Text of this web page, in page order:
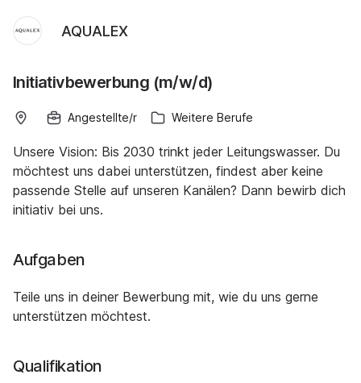
AQUALEX
Initiativbewerbung (m/w/d)
Angestellte/r Weitere Berufe
Unsere Vision: Bis 2030 trinkt jeder Leitungswasser. Du
möchtest uns dabei unterstützen, findest aber keine
passende Stelle auf unseren Kanälen? Dann bewirb dich
initiativ bei uns.
Aufgaben
Teile uns in deiner Bewerbung mit, wie du uns gerne
unterstützen möchtest.
Qualifikation